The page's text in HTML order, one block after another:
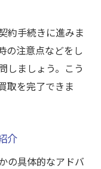
約手続きに進みま
の注意点などをし
しましょう。こう
取を完了できま
介
の具体的なアドバ